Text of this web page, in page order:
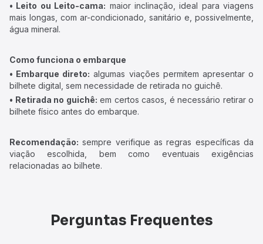
• Leito ou Leito-cama: maior inclinação, ideal para viagens
mais longas, com ar-condicionado, sanitário e, possivelmente,
água mineral.
Como funciona o embarque
• Embarque direto: algumas viações permitem apresentar o
bilhete digital, sem necessidade de retirada no guichê.
• Retirada no guichê: em certos casos, é necessário retirar o
bilhete físico antes do embarque.
Recomendação: sempre verifique as regras específicas da
viação escolhida, bem como eventuais exigências
relacionadas ao bilhete.
Perguntas Frequentes